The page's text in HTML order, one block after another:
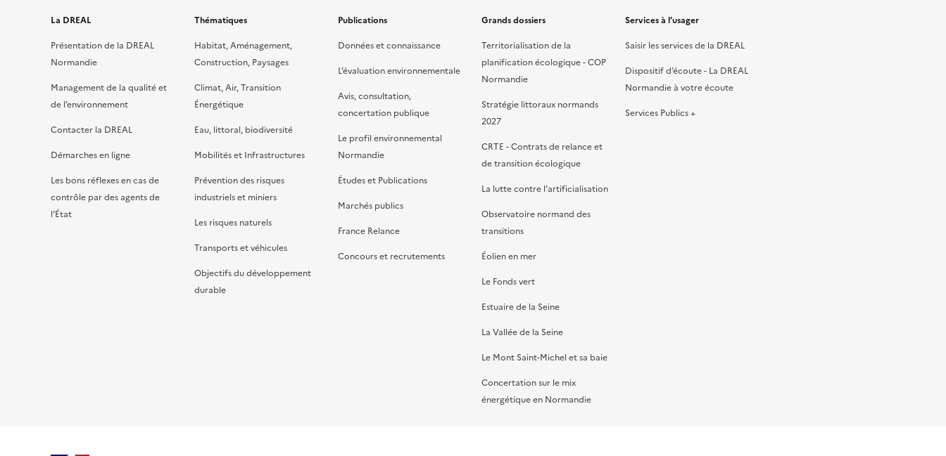
La DREAL
Présentation de la DREAL
Normandie
Management de la qualité et
de l’environnement
Contacter la DREAL
Démarches en ligne
Les bons réflexes en cas de
contrôle par des agents de
l’État
Thématiques
Habitat, Aménagement,
Construction, Paysages
Climat, Air, Transition
Énergétique
Eau, littoral, biodiversité
Mobilités et Infrastructures
Prévention des risques
industriels et miniers
Les risques naturels
Transports et véhicules
Objectifs du développement
durable
Publications
Données et connaissance
L’évaluation environnementale
Avis, consultation,
concertation publique
Le profil environnemental
Normandie
Études et Publications
Marchés publics
France Relance
Concours et recrutements
Grands dossiers
Territorialisation de la
planification écologique - COP
Normandie
Stratégie littoraux normands
2027
CRTE - Contrats de relance et
de transition écologique
La lutte contre l’artificialisation
Observatoire normand des
transitions
Éolien en mer
Le Fonds vert
Estuaire de la Seine
La Vallée de la Seine
Le Mont Saint-Michel et sa baie
Concertation sur le mix
énergétique en Normandie
Services à l’usager
Saisir les services de la DREAL
Dispositif d’écoute - La DREAL
Normandie à votre écoute
Services Publics +